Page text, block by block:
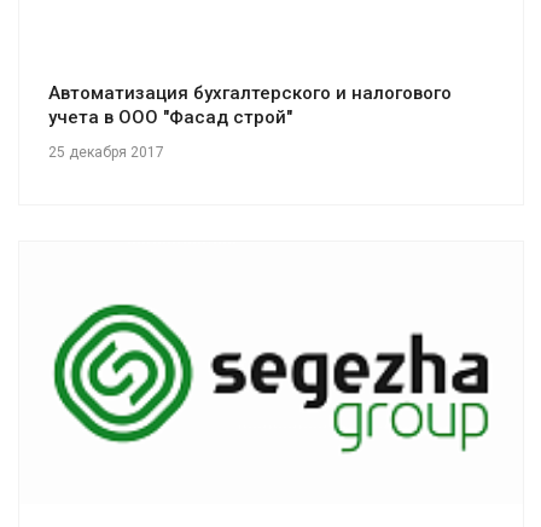
Автоматизация бухгалтерского и налогового
учета в ООО "Фасад строй"
25 декабря 2017
Смотреть проект